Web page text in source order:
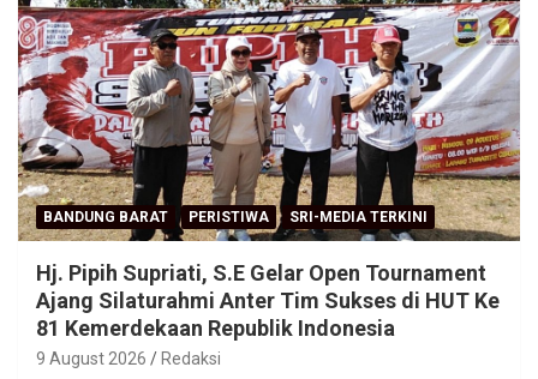
BANDUNG BARAT PERISTIWA SRI-MEDIA TERKINI
Hj. Pipih Supriati, S.E Gelar Open Tournament
Ajang Silaturahmi Anter Tim Sukses di HUT Ke
81 Kemerdekaan Republik Indonesia
9 August 2026 Redaksi